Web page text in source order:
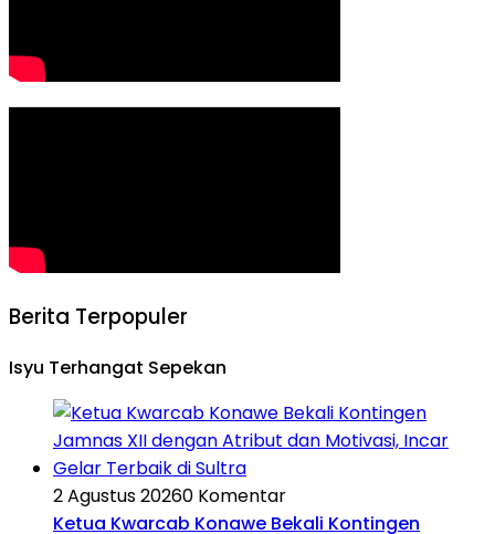
Berita Terpopuler
Isyu Terhangat Sepekan
2 Agustus 20260 Komentar
Ketua Kwarcab Konawe Bekali Kontingen